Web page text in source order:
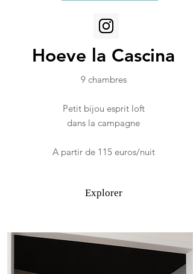
Hoeve la Cascina
9 chambres
Petit bijou esprit loft
dans la campagne
A partir de 115 euros/nuit
Explorer